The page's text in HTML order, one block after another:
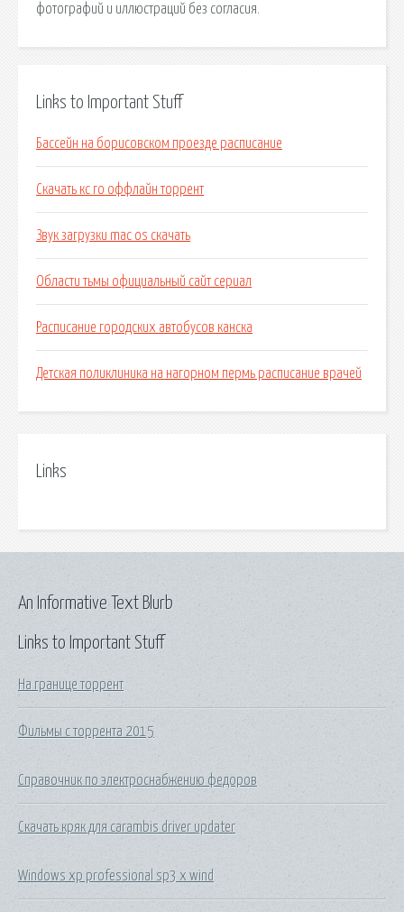
фотографий и иллюстраций без согласия.
Links to Important Stuff
Бассейн на борисовском проезде расписание
Скачать кс го оффлайн торрент
Звук загрузки mac os скачать
Области тьмы официальный сайт сериал
Расписание городских автобусов канска
Детская поликлиника на нагорном пермь расписание врачей
Links
Links to Important Stuff
На границе торрент
Фильмы с торрента 2015
Справочник по электроснабжению федоров
Скачать кряк для carambis driver updater
Windows xp professional sp3 x wind
An Informative Text Blurb